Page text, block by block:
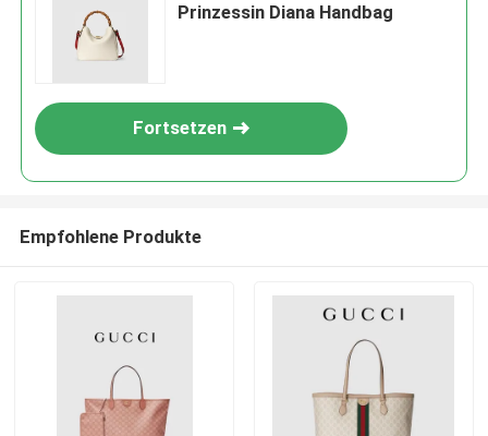
Prinzessin Diana Handbag
Fortsetzen
Empfohlene Produkte